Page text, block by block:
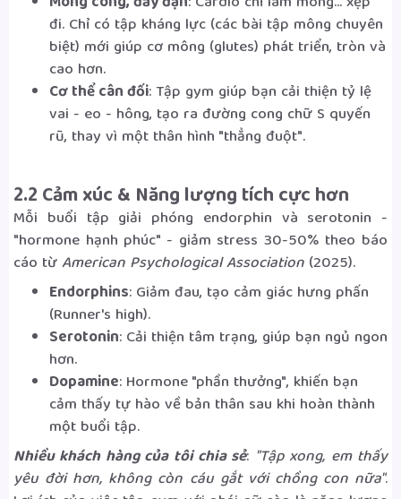
đi. Chỉ có tập kháng lực (các bài tập mông chuyên
biệt) mới giúp cơ mông (glutes) phát triển, tròn và
cao hơn.
Cơ thể cân đối: Tập gym giúp bạn cải thiện tỷ lệ
vai - eo - hông, tạo ra đường cong chữ S quyến
rũ, thay vì một thân hình "thẳng đuột".
2.2 Cảm xúc & Năng lượng tích cực hơn
Mỗi buổi tập giải phóng endorphin và serotonin -
"hormone hạnh phúc" - giảm stress 30-50% theo báo
cáo từAmerican Psychological Association (2025).
Endorphins: Giảm đau, tạo cảm giác hưng phấn
(Runner's high).
Serotonin: Cải thiện tâm trạng, giúp bạn ngủ ngon
hơn.
Dopamine: Hormone "phần thưởng", khiến bạn
cảm thấy tự hào về bản thân sau khi hoàn thành
một buổi tập.
Nhiều khách hàng của tôi chia sẻ: "Tập xong, em thấy
yêu đời hơn, không còn cáu gắt với chồng con nữa".